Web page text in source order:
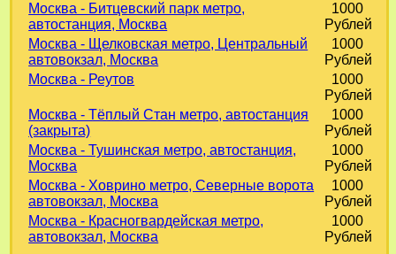
Москва - Битцевский парк метро,
автостанция, Москва
1000
Рублей
Москва - Щелковская метро, Центральный
автовокзал, Москва
1000
Рублей
Москва - Реутов
1000
Рублей
Москва - Тёплый Стан метро, автостанция
(закрыта)
1000
Рублей
Москва - Тушинская метро, автостанция,
Москва
1000
Рублей
Москва - Ховрино метро, Северные ворота
автовокзал, Москва
1000
Рублей
Москва - Красногвардейская метро,
автовокзал, Москва
1000
Рублей